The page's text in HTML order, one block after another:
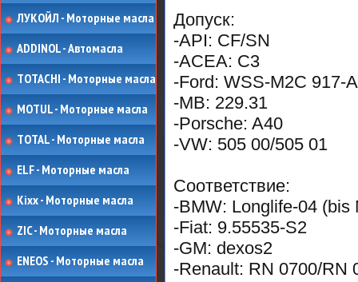
ЛУКОЙЛ - Моторные масла
ADDINOL - Автомасла
TOTACHI - Моторные масла
MOTUL - Моторные масла
TOTAL - Моторные масла
ELF - Моторные масла
Kixx - Моторные масла
ZIC - Моторные масла
ENEOS - Моторные масла
Допуск:
-API: CF/SN
-ACEA: C3
-Ford: WSS-M2C 917-A
-MB: 229.31
-Porsche: A40
-VW: 505 00/505 01
Соответствие:
-BMW: Longlife-04 (bis
-Fiat: 9.55535-S2
-GM: dexos2
-Renault: RN 0700/RN